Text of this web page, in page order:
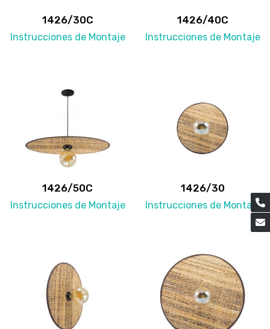
1426/30C
Instrucciones de Montaje
1426/40C
Instrucciones de Montaje
1426/50C
Instrucciones de Montaje
1426/30
Instrucciones de Montaje